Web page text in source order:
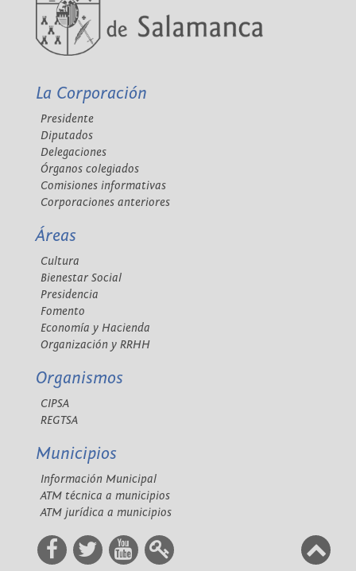
La Corporación
Presidente
Diputados
Delegaciones
Órganos colegiados
Comisiones informativas
Corporaciones anteriores
Áreas
Cultura
Bienestar Social
Presidencia
Fomento
Economía y Hacienda
Organización y RRHH
Organismos
CIPSA
REGTSA
Municipios
Información Municipal
ATM técnica a municipios
ATM jurídica a municipios